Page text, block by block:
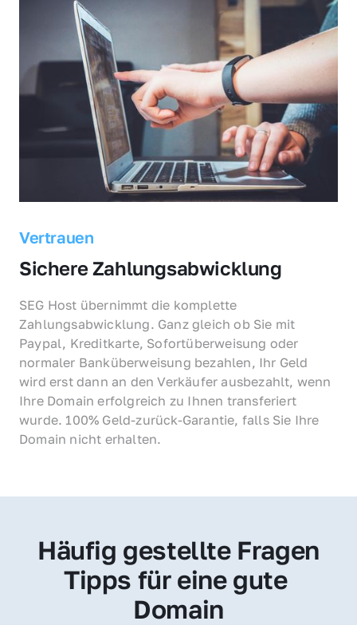
Vertrauen
Sichere Zahlungsabwicklung
SEG Host übernimmt die komplette
Zahlungsabwicklung. Ganz gleich ob Sie mit
Paypal, Kreditkarte, Sofortüberweisung oder
normaler Banküberweisung bezahlen, Ihr Geld
wird erst dann an den Verkäufer ausbezahlt, wenn
Ihre Domain erfolgreich zu Ihnen transferiert
wurde. 100% Geld-zurück-Garantie, falls Sie Ihre
Domain nicht erhalten.
Häufig gestellte Fragen
Tipps für eine gute
Domain